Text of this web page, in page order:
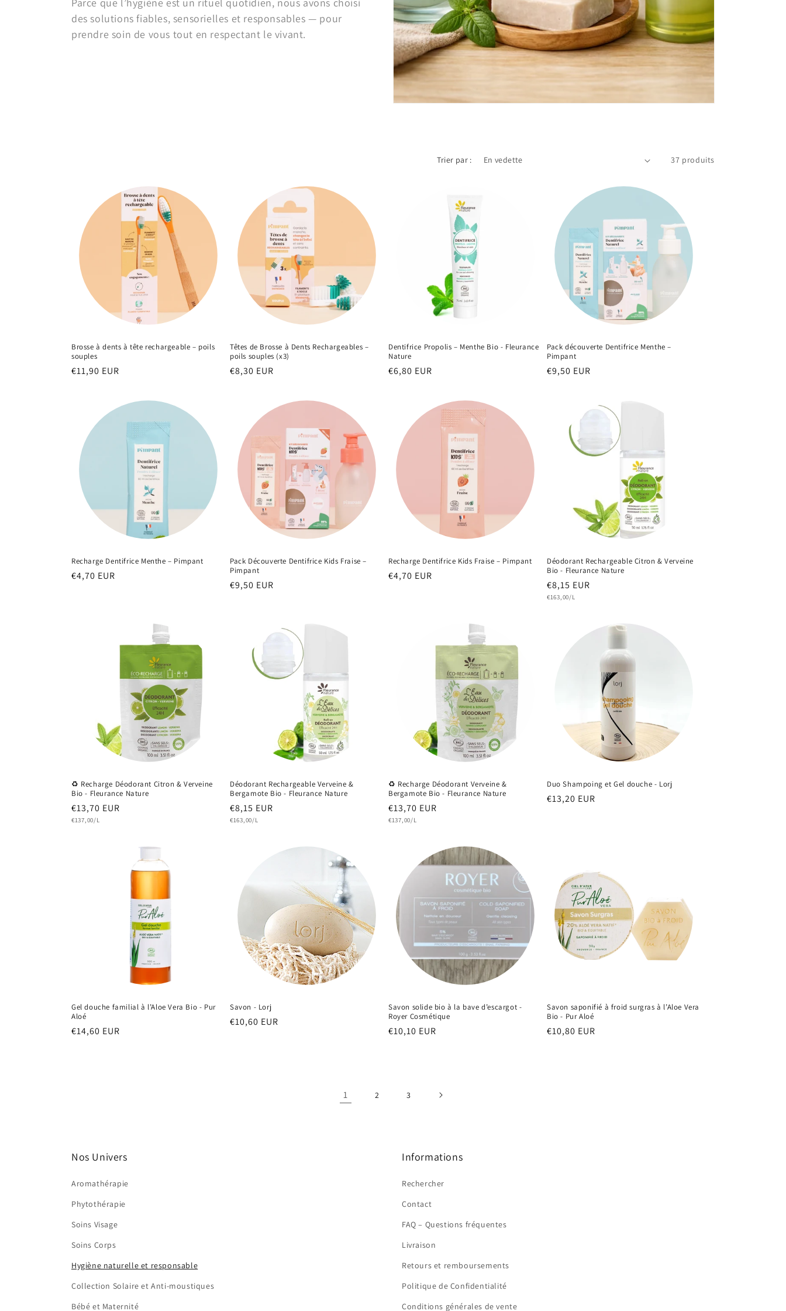
:
des solutions fiables, sensorielles et responsables — pour
prendre soin de vous tout en respectant le vivant.
Trier par : 37 produits
Brosse à dents à tête rechargeable – poils
souples
Prix
€11,90 EUR
Têtes de Brosse à Dents Rechargeables –
poils souples (x3)
Prix
€8,30 EUR
Dentifrice Propolis – Menthe Bio - Fleurance
Nature
Prix
€6,80 EUR
Pack découverte Dentifrice Menthe –
Pimpant
Prix
€9,50 EUR
Recharge Dentifrice Menthe – Pimpant
Prix
€4,70 EUR
Pack Découverte Dentifrice Kids Fraise –
Pimpant
Prix
€9,50 EUR
Recharge Dentifrice Kids Fraise – Pimpant
Prix
€4,70 EUR
Déodorant Rechargeable Citron & Verveine
Bio - Fleurance Nature
Prix
habituel
€8,15 EUR
Prix
€163,00/L
♻️ Recharge Déodorant Citron & Verveine
Bio - Fleurance Nature
Prix
habituel
€13,70 EUR
Prix
€137,00/L
Déodorant Rechargeable Verveine &
Bergamote Bio - Fleurance Nature
Prix
habituel
€8,15 EUR
Prix
€163,00/L
♻️ Recharge Déodorant Verveine &
Bergamote Bio - Fleurance Nature
Prix
habituel
€13,70 EUR
Prix
€137,00/L
Duo Shampoing et Gel douche - Lorj
Prix
€13,20 EUR
Gel douche familial à l’Aloe Vera Bio - Pur
Aloé
Prix
€14,60 EUR
Savon - Lorj
Prix
€10,60 EUR
Savon solide bio à la bave d’escargot -
Royer Cosmétique
Prix
€10,10 EUR
Savon saponifié à froid surgras à l’Aloe Vera
Bio - Pur Aloé
Prix
€10,80 EUR
1 2 3
Nos Univers
Aromathérapie
Phytothérapie
Soins Visage
Soins Corps
Hygiène naturelle et responsable
Collection Solaire et Anti-moustiques
Bébé et Maternité
Informations
Rechercher
Contact
FAQ – Questions fréquentes
Livraison
Retours et remboursements
Politique de Confidentialité
Conditions générales de vente